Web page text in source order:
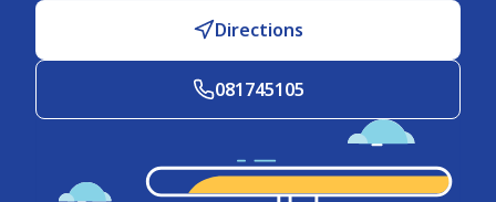
Directions
081745105